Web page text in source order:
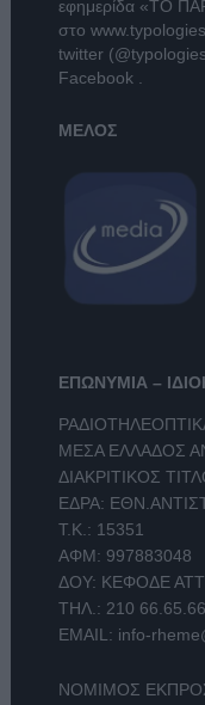
εφημερίδα «ΤΟ
στο
twitter
Facebook
ΜΕΛΟΣ
ΕΠΩΝΥΜΙΑ –
ΜΕΣΑ ΕΛΛΑΔΟΣ
ΔΙΑΚΡΙΤΙΚΟΣ
ΕΔΡΑ:
Τ.Κ.: 15351
ΑΦΜ: 997883048
ΔΟΥ: ΚΕΦΟΔΕ
ΤΗΛ.: 210
EMAIL: info-
ΝΟΜΙΜΟΣ